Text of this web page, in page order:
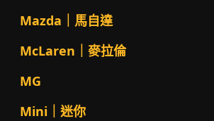
Mazda｜馬自達
McLaren｜麥拉倫
MG
Mini｜迷你